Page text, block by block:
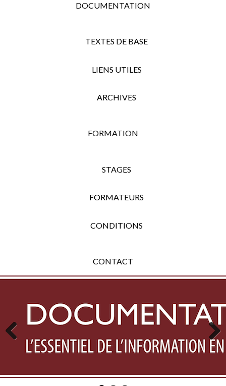
DOCUMENTATION
TEXTES DE BASE
LIENS UTILES
ARCHIVES
FORMATION
STAGES
FORMATEURS
CONDITIONS
CONTACT
Previous Next